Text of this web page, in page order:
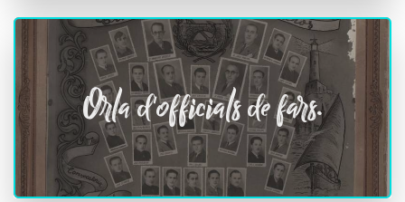
Orla d'officials de fars.